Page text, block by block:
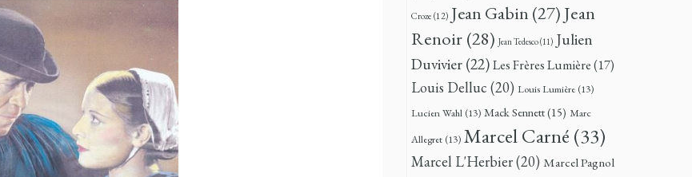
Croze (12) Jean Gabin (27) Jean
Renoir (28) Jean Tedesco(11) Julien
Duvivier(22)Les Frères Lumière(17)
Louis Delluc (20) Louis Lumière (13)
Lucien Wahl (13) Mack Sennett(15) Marc
Allegret (13) Marcel Carné (33)
Marcel L'Herbier(20) Marcel Pagnol